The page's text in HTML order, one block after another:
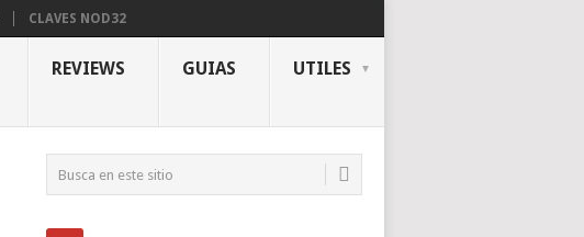
CLAVES NOD32
REVIEWS GUIAS UTILES